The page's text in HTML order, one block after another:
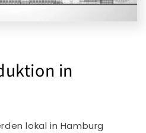
in
lokal in Hamburg